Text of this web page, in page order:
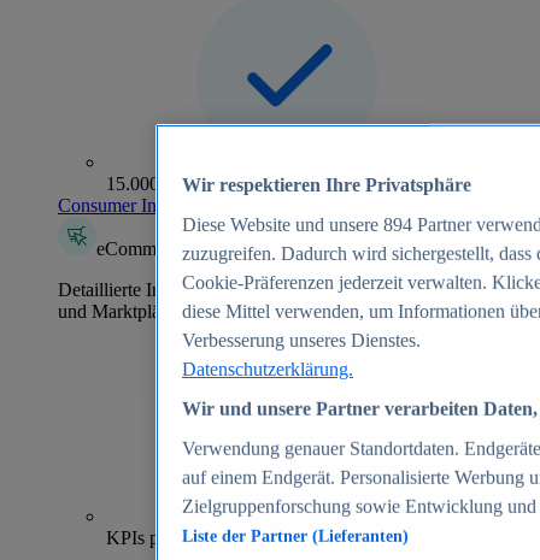
15.000+ Marken
Consumer Insights entdecken
eCommerce Insights
Detaillierte Informationen zu mehr als 39.000 Online-Shops
und Marktplätzen
70+
KPIs pro Shop
Wir respektieren Ihre Privatsphäre
Diese Website und unsere 894 Partner
zuzugreifen. Dadurch wird sichergestellt,
Cookie-Präferenzen jederzeit verwalten.
diese Mittel verwenden, um Informationen
Verbesserung unseres Dienstes.
Datenschutzerklärung.
Wir und unsere Partner verarbeiten
Verwendung genauer Standortdaten.
auf einem Endgerät. Personalisierte Werbung
Zielgruppenforschung sowie Entwicklung
Liste der Partner (Lieferanten)